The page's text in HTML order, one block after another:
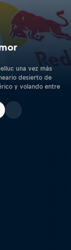
una vez más
desierto de
y volando entre